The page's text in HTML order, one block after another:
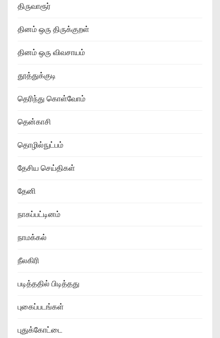
திருவாரூர்
தினம் ஒரு திருக்குறள்
தினம் ஒரு விவசாயம்
தூத்துக்குடி
தெரிந்து கொள்வோம்
தென்காசி
தொழில்நுட்பம்
தேசிய செய்திகள்
தேனி
நாகப்பட்டினம்
நாமக்கல்
நீலகிரி
படித்ததில் பிடித்தது
புகைப்படங்கள்
புதுக்கோட்டை